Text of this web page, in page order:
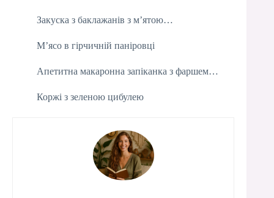
Закуска з баклажанів з м’ятою…
М’ясо в гірчичній паніровці
Апетитна макаронна запіканка з фаршем…
Коржі з зеленою цибулею